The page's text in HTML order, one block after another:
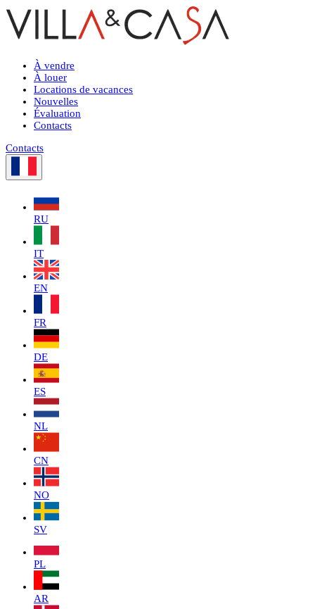
À vendre
À louer
Locations de vacances
Nouvelles
Évaluation
Contacts
Contacts
RU
IT
EN
FR
DE
ES
NL
CN
NO
SV
PL
AR